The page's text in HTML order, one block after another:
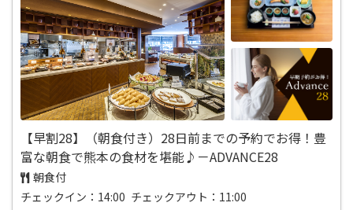
【早割28】（朝食付き）28日前までの予約でお得！豊
富な朝食で熊本の食材を堪能♪－ADVANCE28
朝食付
チェックイン：14:00 チェックアウト：11:00